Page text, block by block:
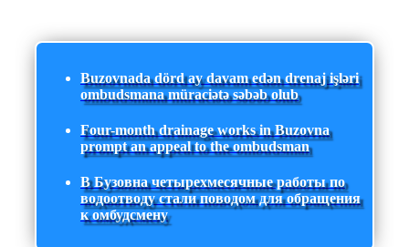
Buzovnada dörd ay davam edən drenaj işləri
ombudsmana müraciətə səbəb olub
Four-month drainage works in Buzovna
prompt an appeal to the ombudsman
В Бузовна четырехмесячные работы по
водоотводу стали поводом для обращения
к омбудсмену